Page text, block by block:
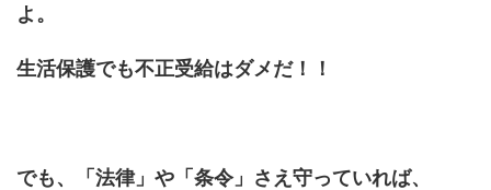
よ。
生活保護でも不正受給はダメだ！！
でも、「法律」や「条令」さえ守っていれば、